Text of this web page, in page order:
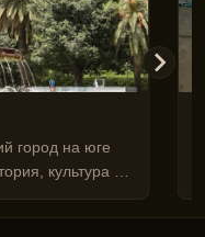
город на юге
культура и